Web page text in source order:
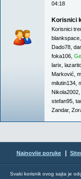
04:18
Korisnici
Korisnici
blankspace
Dado78
foka106
larix
Marković
milutin134
Nikola2002
stefan95
Zandar,
Najnovije poruke
Svaki korisnik ovog sajta je